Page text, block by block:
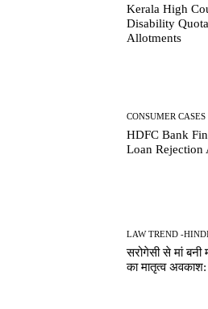
Kerala High
Disability
Allotments
CONSUMER CASES
HDFC Bank
Loan Rejection
LAW TREND -
सरोगेसी से मां बनी
का मातृत्व अवकाश: